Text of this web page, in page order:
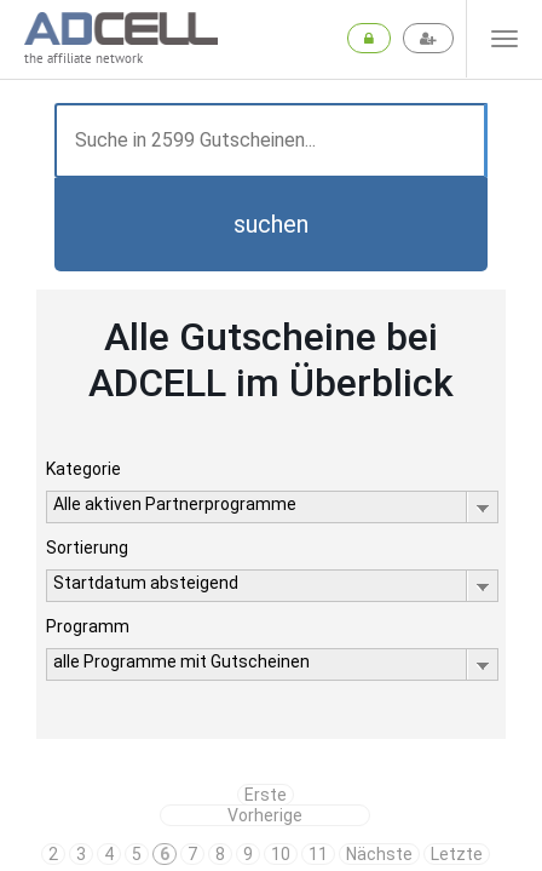
the affiliate network
suchen
Alle Gutscheine bei
ADCELL im Überblick
Kategorie
Alle aktiven Partnerprogramme
Sortierung
Startdatum absteigend
Programm
alle Programme mit Gutscheinen
Erste
Vorherige
2
3 4 5 6 7 8 9 10 11 Nächste Letzte